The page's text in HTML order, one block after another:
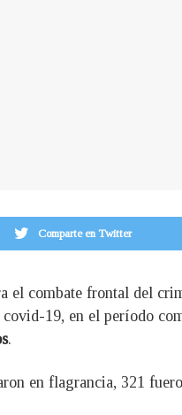
Comparte en Twitter
el combate frontal del
19, en el período
.
en flagrancia, 321